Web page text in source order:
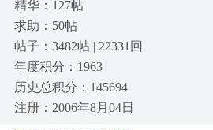
精华：127帖
求助：50帖
帖子：3482帖 | 22331回
年度积分：1963
历史总积分：145694
注册：2006年8月04日